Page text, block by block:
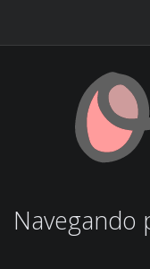
Navegando